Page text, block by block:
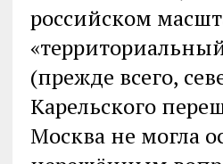
российском
(прежде всего,
Карельского
Москва не могла